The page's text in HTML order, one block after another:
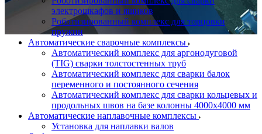
электрошкафов и ящиков
Роботизированный комплекс для торцовки
пружин
Автоматические сварочные комплексы
Автоматический комплекс для аргонодуговой
(TIG) сварки толстостенных труб
Автоматический комплекс для сварки балок
переменного и постоянного сечения
Автоматический комплекс для сварки кольцевых и
продольных швов на базе колонны 4000x4000 мм
Автоматические наплавочные комплексы
Установка для наплавки валов